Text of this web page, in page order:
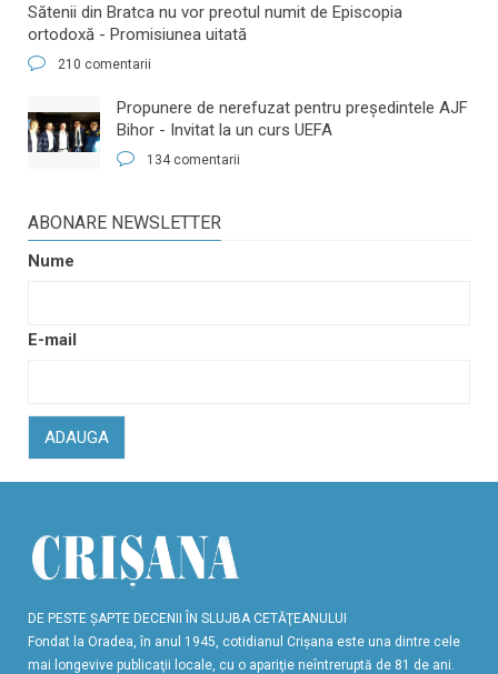
Sătenii din Bratca nu vor preotul numit de Episcopia
ortodoxă - Promisiunea uitată
210 comentarii
​Propunere de nerefuzat pentru preşedintele AJF
Bihor - Invitat la un curs UEFA
134 comentarii
ABONARE NEWSLETTER
Nume
E-mail
ADAUGA
DE PESTE ŞAPTE DECENII ÎN SLUJBA CETĂŢEANULUI
Fondat la Oradea, în anul 1945, cotidianul Crişana este una dintre cele
mai longevive publicaţii locale, cu o apariţie neîntreruptă de 81 de ani.